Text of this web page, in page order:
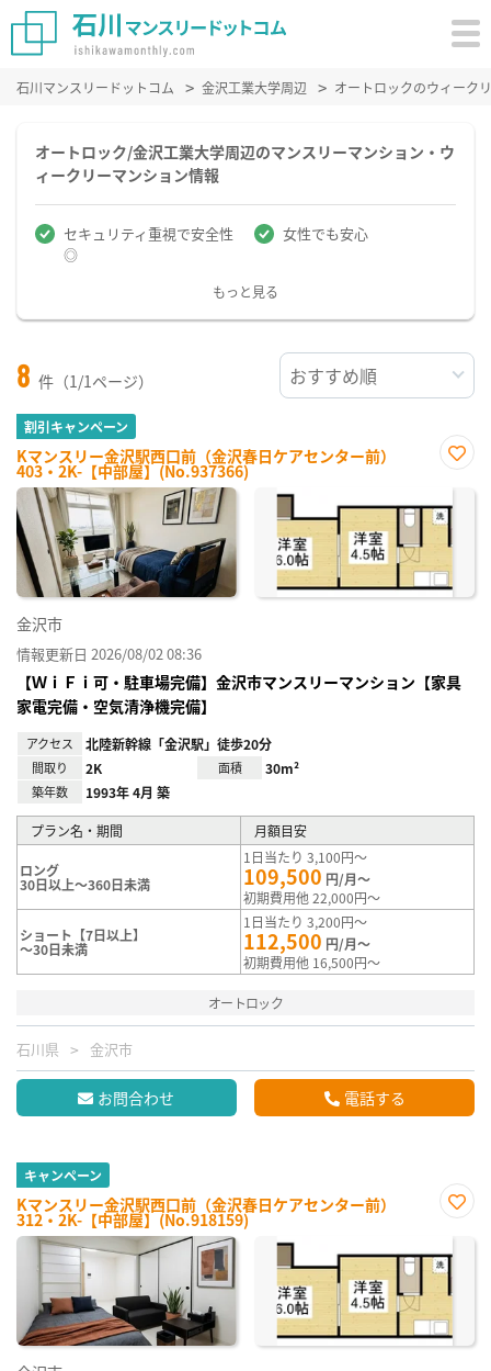
石川マンスリードットコム 金沢工業大学周辺 オートロックのウィーク
オートロック/金沢工業大学周辺のマンスリーマンション・ウ
ィークリーマンション情報
セキュリティ重視で安全性
◎
女性でも安心
もっと見る
8 件（1/1ページ）
割引キャンペーン
Kマンスリー金沢駅西口前（金沢春日ケアセンター前）
403・2K-【中部屋】(No.937366)
に入
り登
録
金沢市
情報更新日 2026/08/02 08:36
【ＷｉＦｉ可・駐車場完備】金沢市マンスリーマンション【家具
家電完備・空気清浄機完備】
アクセス 北陸新幹線「金沢駅」徒歩20分
間取り 2K 面積 30m²
築年数 1993年 4月 築
プラン名・期間 月額目安
ロング
30日以上～360日未満
1日当たり 3,100円～
109,500 円/月～
初期費用他 22,000円～
ショート【7日以上】
～30日未満
1日当たり 3,200円～
112,500 円/月～
初期費用他 16,500円～
オートロック
石川県 金沢市
お問合わせ 電話する
キャンペーン
Kマンスリー金沢駅西口前（金沢春日ケアセンター前）
312・2K-【中部屋】(No.918159)
に入
り登
録